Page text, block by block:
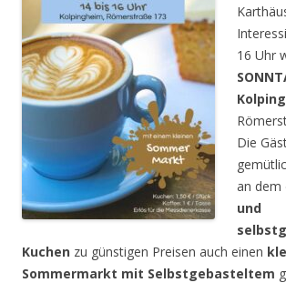
16 Uhr
Die
an dem
und
Kuchen zu günstigen Preisen auch einen
Sommermarkt mit Selbstgebasteltem